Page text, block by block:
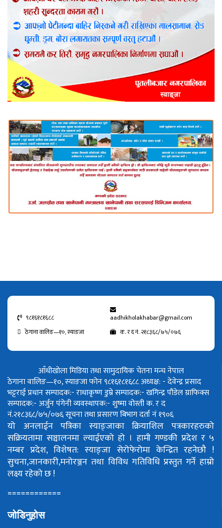
९८१६१८१६८८
aadhikholakhabar@gmail.com
ठेगाना वालिङ—१०, स्याङजा
क. र द नं. २१८३६८/७५/०७६
आँधीखोला मिडिया तथा सामुदायिक चेतना मन्च नेपाल
ठेगाना वालिङ—१०, स्याङजा फोन ९८१६१८१६८८अध्यक्ष: - देवेन्द्र प्रसाद
भट्टराईप्रधान सम्पादक:- राधाकृष्ण डुम्रेसम्पादक:- खगिन्द्र पौडेलग्राफिक्स
सम्पादक:- अर्जुन पंगेनीव्यवस्थापक:- शुष्मा वोस्तीक. र द
नं.२१८३६८/७५/०७६सूचना तथा प्रसारण बिभाग दर्ता नं १९०६
यो अनलाईन पत्रिका स्याङ्जाका क्रियाशिल पत्रकारहरुको
सक्रियतामा सञ्चालनमा ल्याईएको हो । हामी गण्डकी प्रदेश र ५
नम्बर प्रदेश, विशेषत: स्याङ्जा सेरोफेरोमा केन्द्रित रहनेछौ !
सुचना,जानकारी,मनोरञ्जन तथा विविध गतिविधि प्रस्तुत गर्ने हाम्रो
लक्ष्य रहेको छ !
============
जोडिनुहोस